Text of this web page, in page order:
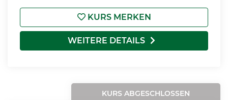
KURS MERKEN
WEITERE DETAILS
KURS ABGESCHLOSSEN